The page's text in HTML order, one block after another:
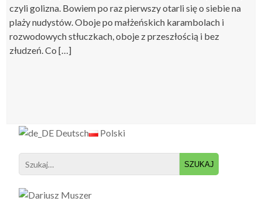
czyli golizna. Bowiem po raz pierwszy otarli się o siebie na
plaży nudystów. Oboje po małżeńskich karambolach i
rozwodowych stłuczkach, oboje z przeszłością i bez
złudzeń. Co […]
Deutsch Polski
Search
for: